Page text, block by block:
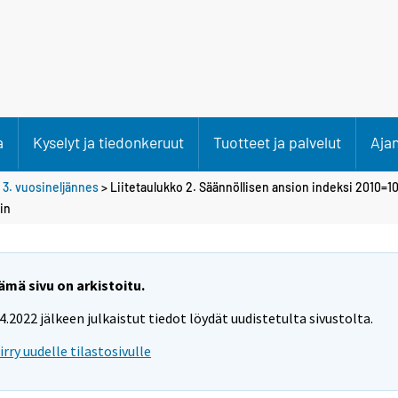
Kyselyt ja tiedonkeruut Tuotteet ja palvelut
3. vuosineljännes> Liitetaulukko 2. Säännöllisen ansion indeksi
sivu on arkistoitu.
jälkeen julkaistut tiedot löydät uudistetulta sivustolta.
uudelle tilastosivulle